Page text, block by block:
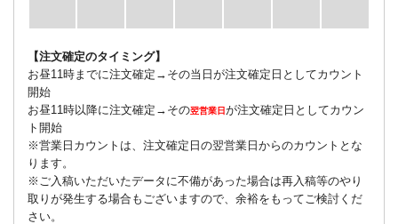
【注文確定のタイミング】
お昼11時までに注文確定→その当日が注文確定日としてカウント
開始
お昼11時以降に注文確定→その翌営業日が注文確定日としてカウン
ト開始
※営業日カウントは、注文確定日の翌営業日からのカウントとな
ります。
※ご入稿いただいたデータに不備があった場合は再入稿等のやり
取りが発生する場合もございますので、余裕をもってご検討くだ
さい。